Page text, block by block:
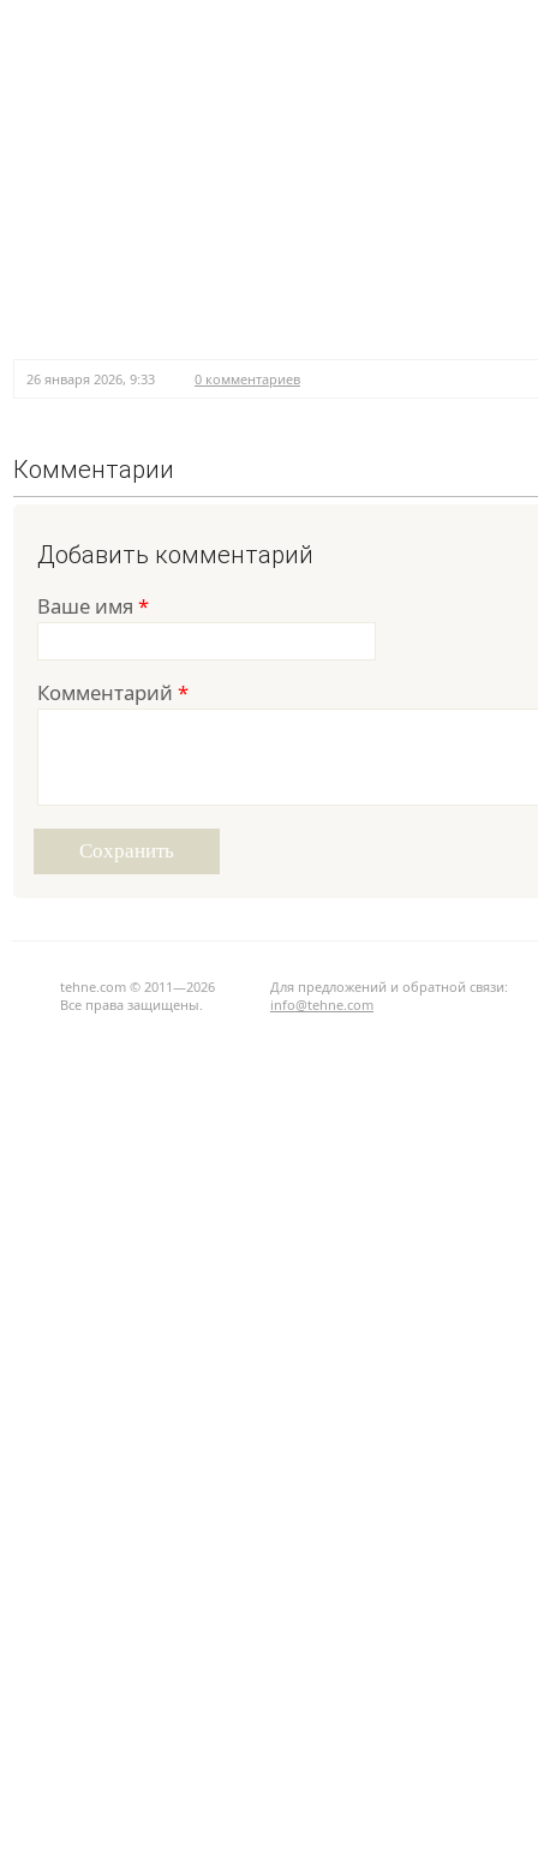
26 января 2026, 9:33 0 комментариев
Комментарии
Добавить комментарий
Ваше имя *
Комментарий *
tehne.com © 2011—2026
Все права защищены.
Для предложений и обратной связи:
info@tehne.com